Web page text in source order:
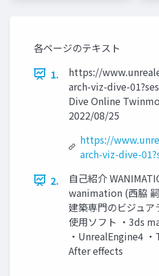
各ページのテキスト
1.
https://
arch-viz-dive-
Dive Online
2022/08/25
https://
arch-viz-dive-
2.
自己紹介
wanimation (西脇
建築専門のビジュア
使用ソフト ・3ds
・UnrealEngine4
After effects